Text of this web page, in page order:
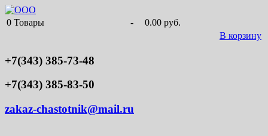
0 Товары -
0.00 руб.
В корзину
+7(343) 385-73-48
+7(343) 385-83-50
zakaz-chastotnik@mail.ru